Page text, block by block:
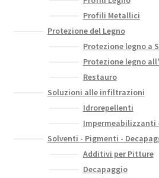
Profili Metallici
Protezione del Legno
Protezione legno a
Protezione legno
Restauro
Soluzioni alle infiltrazioni
Idrorepellenti
Impermeabilizzanti
Solventi - Pigmenti -
Additivi per Pitture
Decapaggio